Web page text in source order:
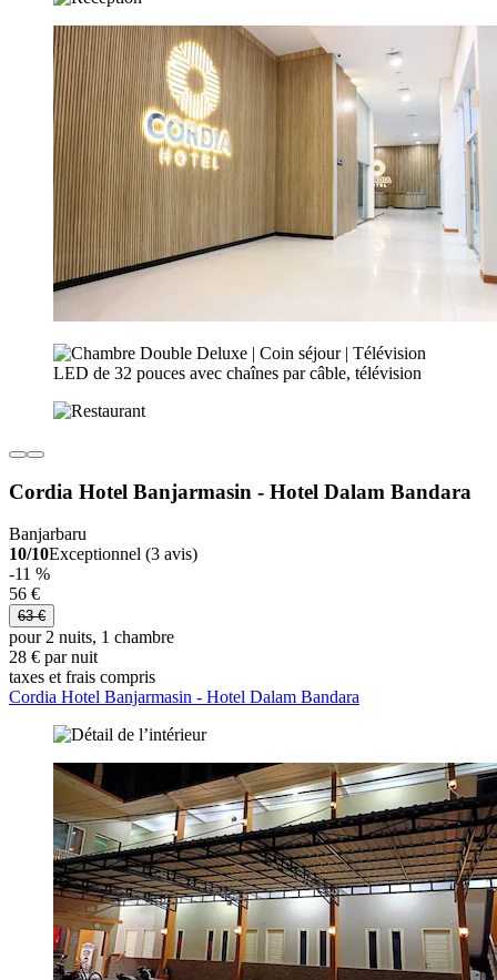
Cordia Hotel Banjarmasin - Hotel Dalam Bandara
Banjarbaru
10/10Exceptionnel (3 avis)
-11 %
56 €
63 €
pour 2 nuits, 1 chambre
28 € par nuit
taxes et frais compris
Cordia Hotel Banjarmasin - Hotel Dalam Bandara